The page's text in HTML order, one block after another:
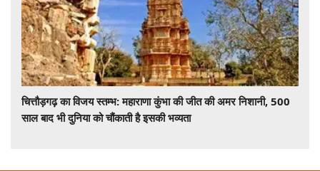
चित्तौड़गढ़ का विजय स्तम्भ: महाराणा कुंभा की जीत की अमर निशानी, 500
साल बाद भी दुनिया को चौंकाती है इसकी भव्यता